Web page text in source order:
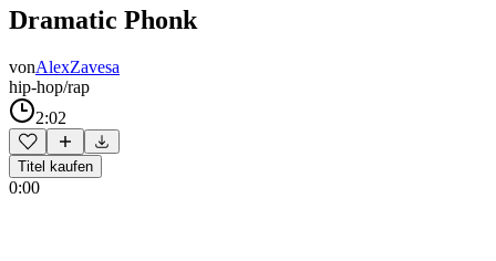
Dramatic Phonk
vonAlexZavesa
hip-hop/rap
2:02
Titel kaufen
0:00